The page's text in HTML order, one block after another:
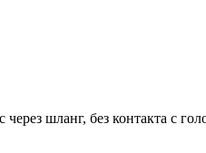
шланг, без контакта с